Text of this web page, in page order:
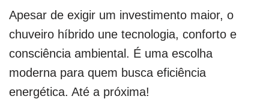
Apesar de exigir um investimento maior, o
chuveiro híbrido une tecnologia, conforto e
consciência ambiental. É uma escolha
moderna para quem busca eficiência
energética. Até a próxima!